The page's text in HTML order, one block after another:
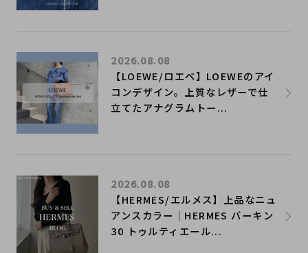
【LOEWE/ロエベ】LOEWEのアイ
コンデザイン。上質なレザーで仕
立てたアナグラムトー...
2026.08.08
【HERMES/エルメス】上品なニュ
アンスカラー｜HERMES バーキン
30 トゥルティエール...
2026.08.08